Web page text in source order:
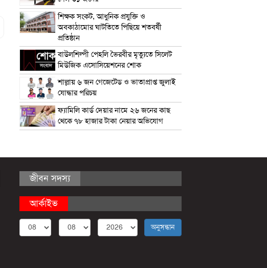
শিক্ষক সংকট, আধুনিক প্রযুক্তি ও
অবকাঠামোর ঘাটতিতে পিছিয়ে শতবর্ষী
প্রতিষ্ঠান
বাউলশিল্পী পেহলি ভৈরবীর মৃত্যুতে সিলেট
মিউজিক এসোসিয়েশনের শোক
শাল্লায় ৬ জন গেজেটেড ও ভাতাপ্রাপ্ত জুলাই
যোদ্ধার পরিচয়
ফ্যামিলি কার্ড দেয়ার নামে ২৬ জনের কাছ
থেকে ৭৮ হাজার টাকা নেয়ার অভিযোগ
জীবন সদস্য
আর্কাইভ